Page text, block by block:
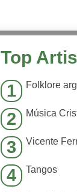
Top
1 Folklore
2 Música
3 Vicente
4 Tangos